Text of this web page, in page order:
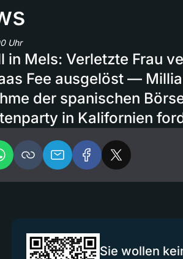
Uhr
in Mels: Verletzte Frau
Fee ausgelöst —
der spanischen
in Kalifornien
Sie wollen